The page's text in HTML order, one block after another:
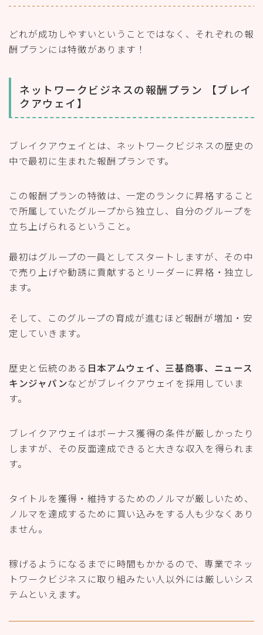
どれが成功しやすいということではなく、それぞれの報
酬プランには特徴があります！
ネットワークビジネスの報酬プラン 【ブレイ
クアウェイ】
ブレイクアウェイとは、ネットワークビジネスの歴史の
中で最初に生まれた報酬プランです。
この報酬プランの特徴は、一定のランクに昇格すること
で所属していたグループから独立し、自分のグループを
立ち上げられるということ。
最初はグループの一員としてスタートしますが、その中
で売り上げや勧誘に貢献するとリーダーに昇格・独立し
ます。
そして、このグループの育成が進むほど報酬が増加・安
定していきます。
歴史と伝統のある 日本アムウェイ、三基商事、ニュース
キンジャパンなどがブレイクアウェイを採用していま
す。
ブレイクアウェイはボーナス獲得の条件が厳しかったり
しますが、その反面達成できると大きな収入を得られま
す。
タイトルを獲得・維持するためのノルマが厳しいため、
ノルマを達成するために買い込みをする人も少なくあり
ません。
稼げるようになるまでに時間もかかるので、専業でネッ
トワークビジネスに取り組みたい人以外には厳しいシス
テムといえます。